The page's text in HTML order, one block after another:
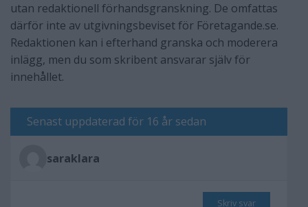
utan redaktionell förhandsgranskning. De omfattas
därför inte av utgivningsbeviset för Företagande.se.
Redaktionen kan i efterhand granska och moderera
inlägg, men du som skribent ansvarar själv för
innehållet.
Senast uppdaterad för 16 år sedan
saraklara
Skriv svar